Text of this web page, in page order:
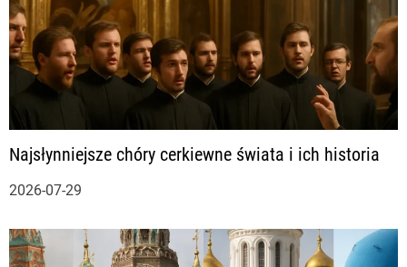
s
Najsłynniejsze chóry cerkiewne świata i ich historia
2026-07-29